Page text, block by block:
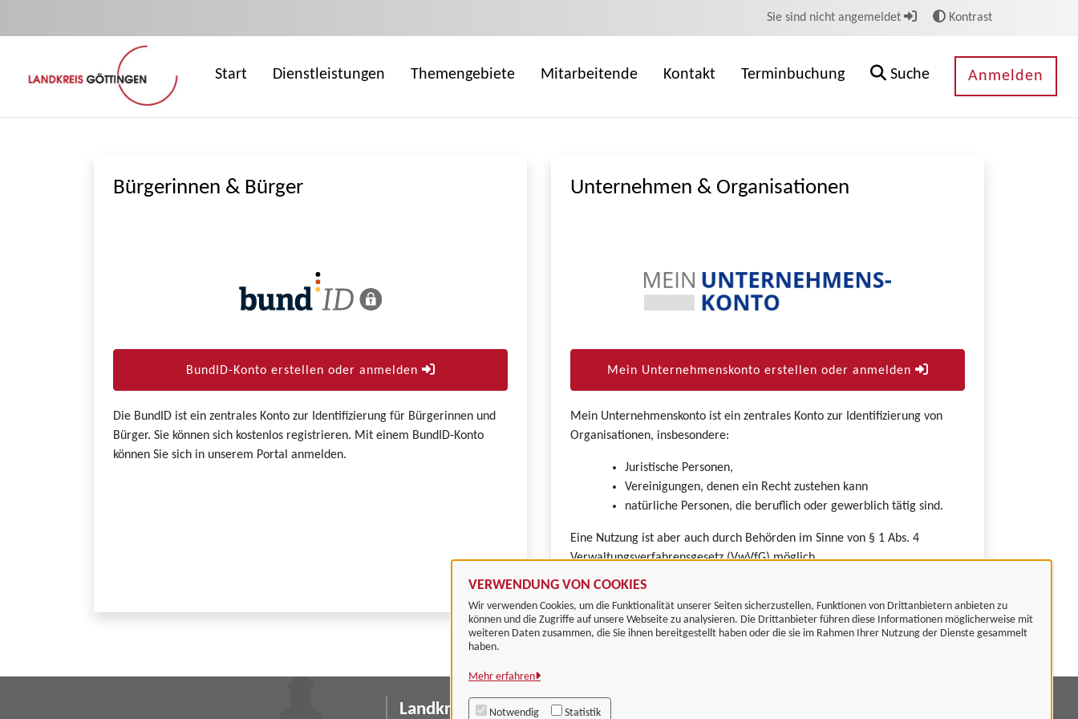
VERWENDUNG VON COOKIES
Wir verwenden Cookies, um die Funktionalität unserer Seiten sicherzustellen, Funktionen von Drittanbietern anbieten zu
können und die Zugriffe auf unsere Webseite zu analysieren. Die Drittanbieter führen diese Informationen möglicherweise mit
weiteren Daten zusammen, die Sie ihnen bereitgestellt haben oder die sie im Rahmen Ihrer Nutzung der Dienste gesammelt
haben.
Mehr erfahren
Notwendig Statistik
Sie sind nicht angemeldet Kontrast
Start Dienstleistungen Themengebiete Mitarbeitende Kontakt Terminbuchung Suche Anmelden
Bürgerinnen & Bürger
BundID-Konto erstellen oder anmelden
Die BundID ist ein zentrales Konto zur Identifizierung für Bürgerinnen und
Bürger. Sie können sich kostenlos registrieren. Mit einem BundID-Konto
können Sie sich in unserem Portal anmelden.
Unternehmen & Organisationen
Mein Unternehmenskonto erstellen oder anmelden
Mein Unternehmenskonto ist ein zentrales Konto zur Identifizierung von
Organisationen, insbesondere:
Juristische Personen,
Vereinigungen, denen ein Recht zustehen kann
natürliche Personen, die beruflich oder gewerblich tätig sind.
Eine Nutzung ist aber auch durch Behörden im Sinne von § 1 Abs. 4
Verwaltungsverfahrensgesetz (VwVfG) möglich.
Landkreis Göttingen